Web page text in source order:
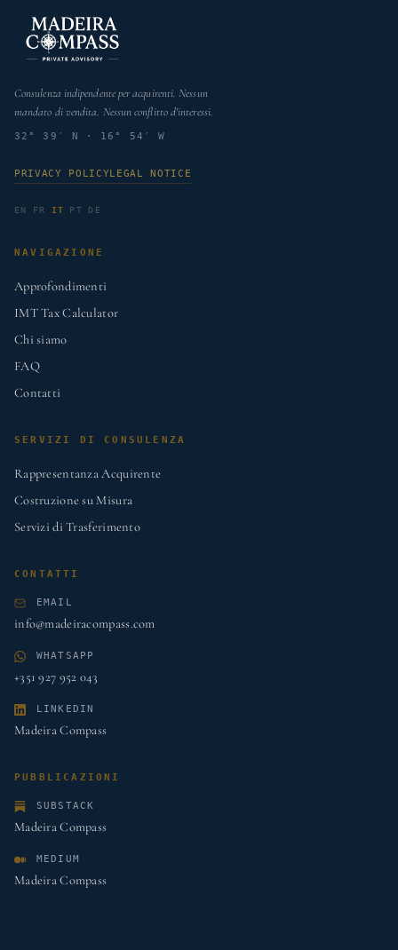
Consulenza indipendente per acquirenti. Nessun
mandato di vendita. Nessun conflitto d'interessi.
32° 39′ N · 16° 54′ W
PRIVACY POLICY LEGAL NOTICE
EN FR IT PT DE
NAVIGAZIONE
Approfondimenti
IMT Tax Calculator
Chi siamo
FAQ
Contatti
SERVIZI DI CONSULENZA
Rappresentanza Acquirente
Costruzione su Misura
Servizi di Trasferimento
CONTATTI
EMAIL
info@madeiracompass.com
WHATSAPP
+351 927 952 043
LINKEDIN
Madeira Compass
PUBBLICAZIONI
SUBSTACK
Madeira Compass
MEDIUM
Madeira Compass